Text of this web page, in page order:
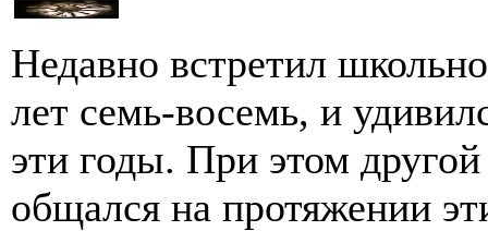
Недавно встретил
лет семь-восемь, и
эти годы. При этом
общался на протяжении